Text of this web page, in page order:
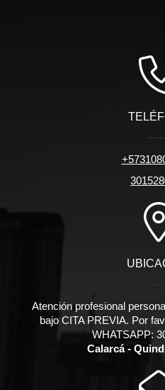
Atención profesional
bajo CITA PREVIA. Por
WHATSAPP:
Calarcá -